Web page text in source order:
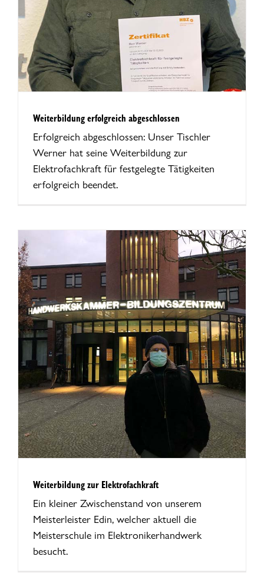
Weiterbildung erfolgreich abgeschlossen
Erfolgreich abgeschlossen: Unser Tischler
Werner hat seine Weiterbildung zur
Elektrofachkraft für festgelegte Tätigkeiten
erfolgreich beendet.
Weiterbildung zur Elektrofachkraft
Ein kleiner Zwischenstand von unserem
Meisterleister Edin, welcher aktuell die
Meisterschule im Elektronikerhandwerk
besucht.